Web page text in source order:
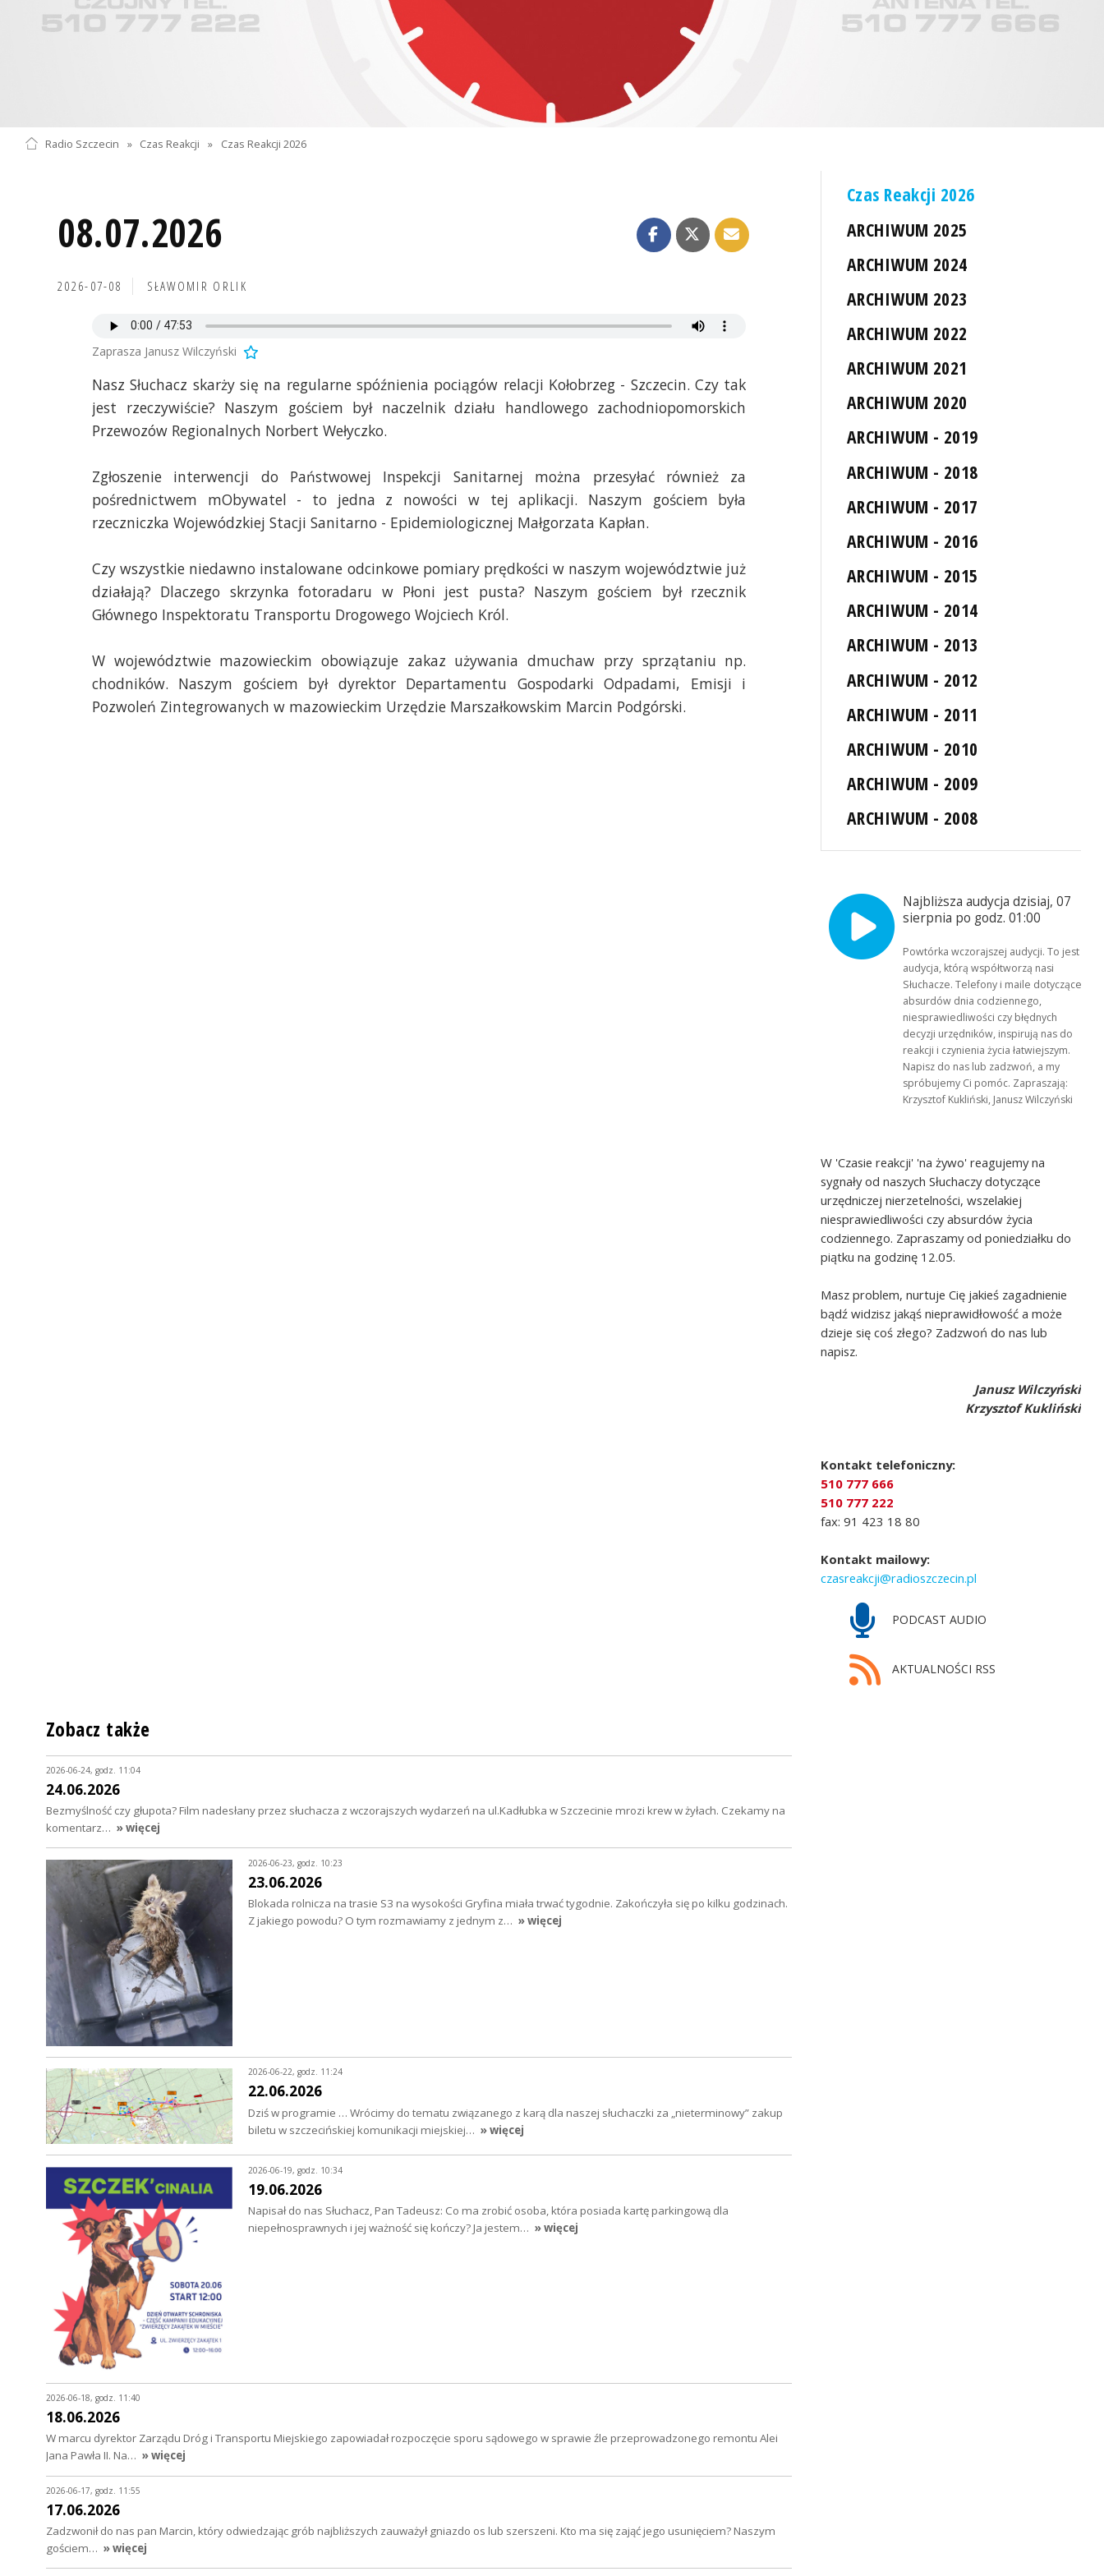
Radio Szczecin » Czas Reakcji » Czas Reakcji 2026
08.07.2026
2026-07-08 SŁAWOMIR ORLIK
Zaprasza Janusz Wilczyński
Nasz Słuchacz skarży się na regularne spóźnienia pociągów relacji Kołobrzeg - Szczecin. Czy tak
jest rzeczywiście? Naszym gościem był naczelnik działu handlowego zachodniopomorskich
Przewozów Regionalnych Norbert Wełyczko.
Zgłoszenie interwencji do Państwowej Inspekcji Sanitarnej można przesyłać również za
pośrednictwem mObywatel - to jedna z nowości w tej aplikacji. Naszym gościem była
rzeczniczka Wojewódzkiej Stacji Sanitarno - Epidemiologicznej Małgorzata Kapłan.
Czy wszystkie niedawno instalowane odcinkowe pomiary prędkości w naszym województwie już
działają? Dlaczego skrzynka fotoradaru w Płoni jest pusta? Naszym gościem był rzecznik
Głównego Inspektoratu Transportu Drogowego Wojciech Król.
W województwie mazowieckim obowiązuje zakaz używania dmuchaw przy sprzątaniu np.
chodników. Naszym gościem był dyrektor Departamentu Gospodarki Odpadami, Emisji i
Pozwoleń Zintegrowanych w mazowieckim Urzędzie Marszałkowskim Marcin Podgórski.
Czas Reakcji 2026
ARCHIWUM 2025
ARCHIWUM 2024
ARCHIWUM 2023
ARCHIWUM 2022
ARCHIWUM 2021
ARCHIWUM 2020
ARCHIWUM - 2019
ARCHIWUM - 2018
ARCHIWUM - 2017
ARCHIWUM - 2016
ARCHIWUM - 2015
ARCHIWUM - 2014
ARCHIWUM - 2013
ARCHIWUM - 2012
ARCHIWUM - 2011
ARCHIWUM - 2010
ARCHIWUM - 2009
ARCHIWUM - 2008
Najbliższa audycja dzisiaj, 07
sierpnia po godz. 01:00
Powtórka wczorajszej audycji. To jest
audycja, którą współtworzą nasi
Słuchacze. Telefony i maile dotyczące
absurdów dnia codziennego,
niesprawiedliwości czy błędnych
decyzji urzędników, inspirują nas do
reakcji i czynienia życia łatwiejszym.
Napisz do nas lub zadzwoń, a my
spróbujemy Ci pomóc. Zapraszają:
Krzysztof Kukliński, Janusz Wilczyński
W 'Czasie reakcji' 'na żywo' reagujemy na
sygnały od naszych Słuchaczy dotyczące
urzędniczej nierzetelności, wszelakiej
niesprawiedliwości czy absurdów życia
codziennego. Zapraszamy od poniedziałku do
piątku na godzinę 12.05.
Masz problem, nurtuje Cię jakieś zagadnienie
bądź widzisz jakąś nieprawidłowość a może
dzieje się coś złego? Zadzwoń do nas lub
napisz.
Janusz Wilczyński
Krzysztof Kukliński
Kontakt telefoniczny:
510 777 666
510 777 222
fax: 91 423 18 80
Kontakt mailowy:
czasreakcji@radioszczecin.pl
PODCAST AUDIO
AKTUALNOŚCI RSS
Zobacz także
2026-06-24, godz. 11:04
24.06.2026
Bezmyślność czy głupota? Film nadesłany przez słuchacza z wczorajszych wydarzeń na ul.Kadłubka w Szczecinie mrozi krew w żyłach. Czekamy na
komentarz… » więcej
2026-06-23, godz. 10:23
23.06.2026
Blokada rolnicza na trasie S3 na wysokości Gryfina miała trwać tygodnie. Zakończyła się po kilku godzinach.
Z jakiego powodu? O tym rozmawiamy z jednym z… » więcej
2026-06-22, godz. 11:24
22.06.2026
Dziś w programie … Wrócimy do tematu związanego z karą dla naszej słuchaczki za „nieterminowy” zakup
biletu w szczecińskiej komunikacji miejskiej… » więcej
2026-06-19, godz. 10:34
19.06.2026
Napisał do nas Słuchacz, Pan Tadeusz: Co ma zrobić osoba, która posiada kartę parkingową dla
niepełnosprawnych i jej ważność się kończy? Ja jestem… » więcej
2026-06-18, godz. 11:40
18.06.2026
W marcu dyrektor Zarządu Dróg i Transportu Miejskiego zapowiadał rozpoczęcie sporu sądowego w sprawie źle przeprowadzonego remontu Alei
Jana Pawła II. Na… » więcej
2026-06-17, godz. 11:55
17.06.2026
Zadzwonił do nas pan Marcin, który odwiedzając grób najbliższych zauważył gniazdo os lub szerszeni. Kto ma się zająć jego usunięciem? Naszym
gościem… » więcej